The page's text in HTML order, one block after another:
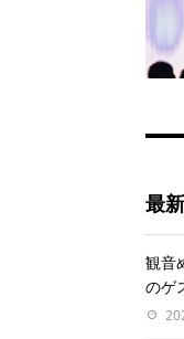
最
観音
のゲ